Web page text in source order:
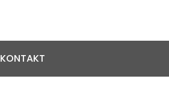
KONTAKT